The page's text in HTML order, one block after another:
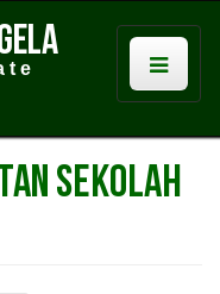
Sekolah